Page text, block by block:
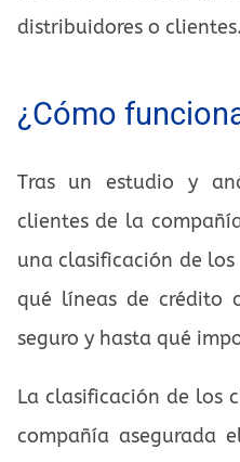
distribuidores o clientes.
¿Cómo
Tras un estudio y
clientes de la
una clasificación de
qué líneas de crédito
seguro y hasta qué
La clasificación de los
compañía asegurada